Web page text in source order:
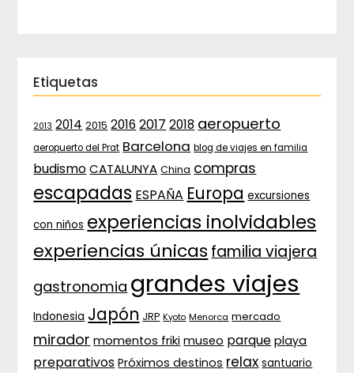
Etiquetas
2013 2014 2015 2016 2017 2018 aeropuerto
aeropuerto del Prat Barcelona blog de viajes en familia
budismo CATALUNYA China compras
escapadas ESPAÑA Europa excursiones
con niños experiencias inolvidables
experiencias únicas familia viajera
gastronomia grandes viajes
Indonesia Japón JRP Kyoto Menorca mercado
mirador momentos friki museo parque playa
preparativos Próximos destinos relax santuario